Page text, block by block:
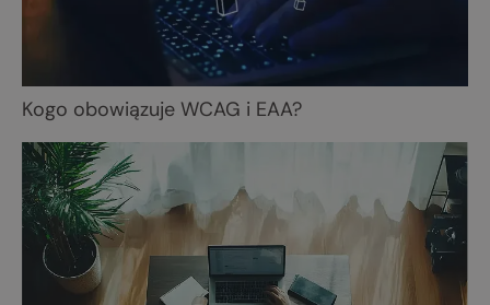
Kogo obowiązuje WCAG i EAA?